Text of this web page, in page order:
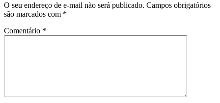
O seu endereço de e-mail não será publicado. Campos obrigatórios
são marcados com *
Comentário *